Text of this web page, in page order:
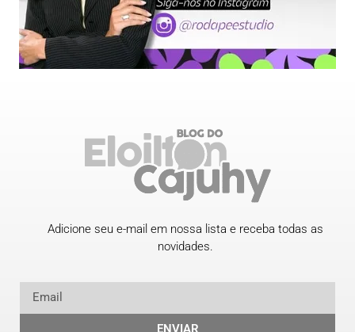
Adicione seu e-mail em nossa lista e receba todas as
novidades.